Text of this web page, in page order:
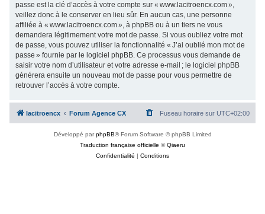
passe est la clé d’accès à votre compte sur « www.lacitroencx.com »,
veillez donc à le conserver en lieu sûr. En aucun cas, une personne
affiliée à « www.lacitroencx.com », à phpBB ou à un tiers ne vous
demandera légitimement votre mot de passe. Si vous oubliez votre mot
de passe, vous pouvez utiliser la fonctionnalité « J’ai oublié mon mot de
passe » fournie par le logiciel phpBB. Ce processus vous demande de
saisir votre nom d’utilisateur et votre adresse e-mail ; le logiciel phpBB
générera ensuite un nouveau mot de passe pour vous permettre de
retrouver l’accès à votre compte.
lacitroencx Forum Agence CX Fuseau horaire sur UTC+02:00
Développé parphpBB® Forum Software © phpBB Limited
Traduction française officielle ©Qiaeru
Confidentialité | Conditions